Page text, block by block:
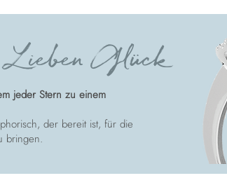
Lieben Glück
jeder Stern zu einem
der bereit ist, für die
bringen.